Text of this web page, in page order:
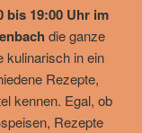
bis 19:00 Uhr im
die ganze
kulinarisch in ein
Rezepte,
kennen. Egal, ob
Rezepte